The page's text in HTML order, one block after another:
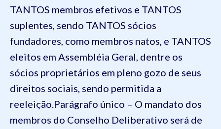
TANTOS membros efetivos e TANTOS
suplentes, sendo TANTOS sócios
fundadores, como membros natos, e TANTOS
eleitos em Assembléia Geral, dentre os
sócios proprietários em pleno gozo de seus
direitos sociais, sendo permitida a
reeleição.Parágrafo único – O mandato dos
membros do Conselho Deliberativo será de